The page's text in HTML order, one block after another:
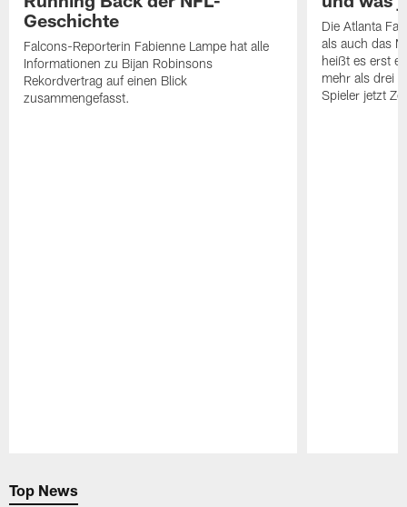
Geschichte
Falcons-Reporterin Fabienne Lampe hat alle
Informationen zu Bijan Robinsons
Rekordvertrag auf einen Blick
zusammengefasst.
Die Atlanta
als auch das
heißt es erst
mehr als drei
Spieler jetzt
Top News